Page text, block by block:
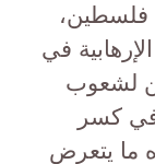
فلسطين،
في
لشعوب
في كسر
ما يتعرض